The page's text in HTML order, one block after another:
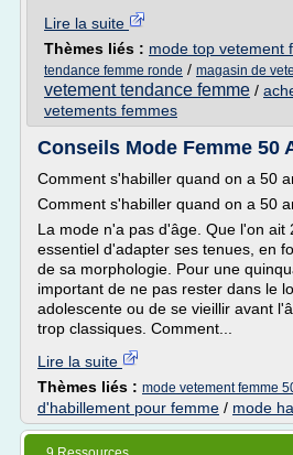
Lire la suite
Thèmes liés : mode top vetement
tendance femme ronde / magasin de
vetement tendance femme /
vetements femmes
Conseils Mode Femme 50
Comment s'habiller quand on a 50
Comment s'habiller quand on a 50
La mode n'a pas d'âge. Que l'on ait
essentiel d'adapter ses tenues, en
de sa morphologie. Pour une
important de ne pas rester dans le
adolescente ou de se vieillir avant
trop classiques. Comment...
Lire la suite
Thèmes liés : mode vetement femme
d'habillement pour femme / mode